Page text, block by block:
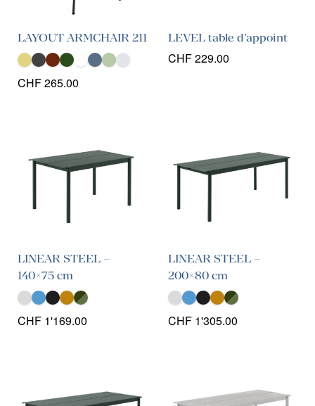
LAYOUT ARMCHAIR 211
CHF265.00
LEVEL table d’appoint
CHF229.00
LINEAR STEEL –
140×75 cm
CHF 1'169.00
LINEAR STEEL –
200×80 cm
CHF 1'305.00